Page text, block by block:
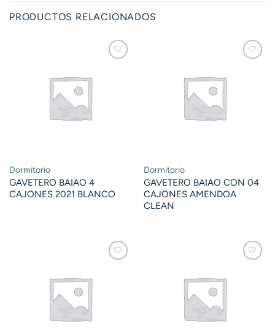
PRODUCTOS RELACIONADOS
Dormitorio
GAVETERO BAIAO 4
CAJONES 2021 BLANCO
Dormitorio
GAVETERO BAIAO CON 04
CAJONES AMENDOA
CLEAN